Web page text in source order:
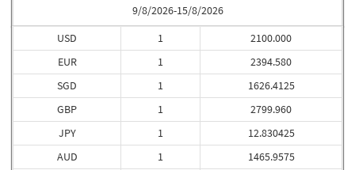
9/8/2026-15/8/2026
USD
EUR
SGD
GBP
JPY
AUD
1
1
1
1
1
1
2100.000
2394.580
1626.4125
2799.960
12.830425
1465.9575